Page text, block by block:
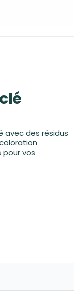
avec des résidus
pour vos